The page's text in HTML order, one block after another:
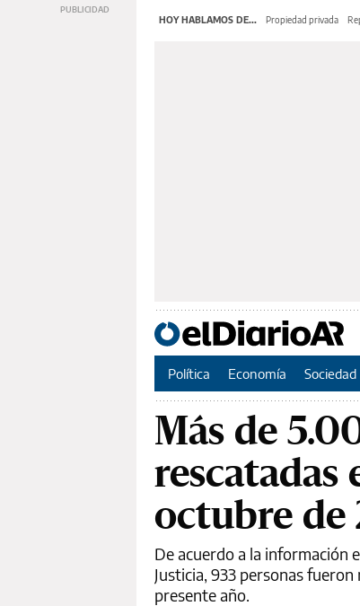
HOY HABLAMOS DE... Propiedad privada
Política Economía Sociedad
Más de
octubre de
De acuerdo a la información
Justicia, 933 personas fueron
presente año.